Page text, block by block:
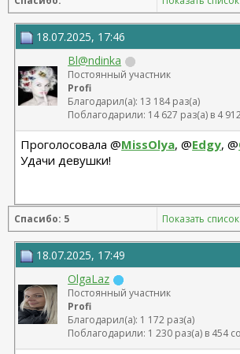
18.07.2025, 17:46
Bl@ndinka
Постоянный участник
Profi
Благодарил(а): 13 184 раз(а)
Поблагодарили: 14 627 раз(а) в 4
Проголосовала @MissOlya, @Edgy, @
Удачи девушки!
Спасибо: 5 Показать список
18.07.2025, 17:49
OlgaLaz
Постоянный участник
Profi
Благодарил(а): 1 172 раз(а)
Поблагодарили: 1 230 раз(а) в 454